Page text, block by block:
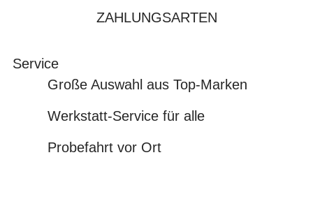
ZAHLUNGSARTEN
Service
Große Auswahl aus Top-Marken
Werkstatt-Service für alle
Probefahrt vor Ort